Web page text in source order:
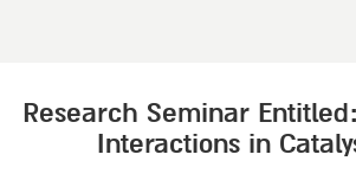
Research Seminar
Interactions in